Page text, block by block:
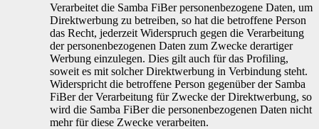
Verarbeitet die Samba FiBer personenbezogene Daten, um
Direktwerbung zu betreiben, so hat die betroffene Person
das Recht, jederzeit Widerspruch gegen die Verarbeitung
der personenbezogenen Daten zum Zwecke derartiger
Werbung einzulegen. Dies gilt auch für das Profiling,
soweit es mit solcher Direktwerbung in Verbindung steht.
Widerspricht die betroffene Person gegenüber der Samba
FiBer der Verarbeitung für Zwecke der Direktwerbung, so
wird die Samba FiBer die personenbezogenen Daten nicht
mehr für diese Zwecke verarbeiten.